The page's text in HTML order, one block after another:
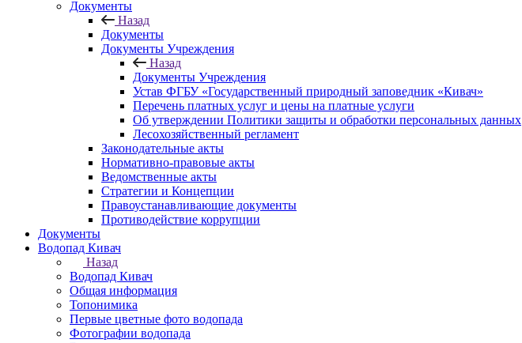
Документы
Назад
Документы
Документы Учреждения
Назад
Документы Учреждения
Устав ФГБУ «Государственный природный заповедник «Кивач»
Перечень платных услуг и цены на платные услуги
Об утверждении Политики защиты и обработки персональных данных
Лесохозяйственный регламент
Законодательные акты
Нормативно-правовые акты
Ведомственные акты
Стратегии и Концепции
Правоустанавливающие документы
Противодействие коррупции
Документы
Водопад Кивач
Назад
Водопад Кивач
Общая информация
Топонимика
Первые цветные фото водопада
Фотографии водопада